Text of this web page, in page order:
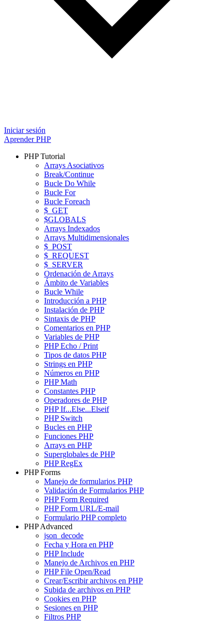
Iniciar sesión
Aprender PHP
PHP Tutorial
Arrays Asociativos
Break/Continue
Bucle Do While
Bucle For
Bucle Foreach
$_GET
$GLOBALS
Arrays Indexados
Arrays Multidimensionales
$_POST
$_REQUEST
$_SERVER
Ordenación de Arrays
Ámbito de Variables
Bucle While
Introducción a PHP
Instalación de PHP
Sintaxis de PHP
Comentarios en PHP
Variables de PHP
PHP Echo / Print
Tipos de datos PHP
Strings en PHP
Números en PHP
PHP Math
Constantes PHP
Operadores de PHP
PHP If...Else...Elseif
PHP Switch
Bucles en PHP
Funciones PHP
Arrays en PHP
Superglobales de PHP
PHP RegEx
PHP Forms
Manejo de formularios PHP
Validación de Formularios PHP
PHP Form Required
PHP Form URL/E-mail
Formulario PHP completo
PHP Advanced
json_decode
Fecha y Hora en PHP
PHP Include
Manejo de Archivos en PHP
PHP File Open/Read
Crear/Escribir archivos en PHP
Subida de archivos en PHP
Cookies en PHP
Sesiones en PHP
Filtros PHP